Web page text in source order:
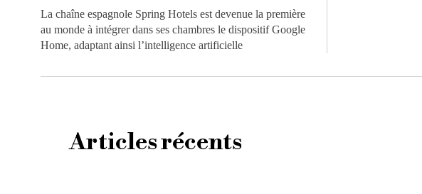
La chaîne espagnole Spring Hotels est devenue la première
au monde à intégrer dans ses chambres le dispositif Google
Home, adaptant ainsi l’intelligence artificielle
Articles récents